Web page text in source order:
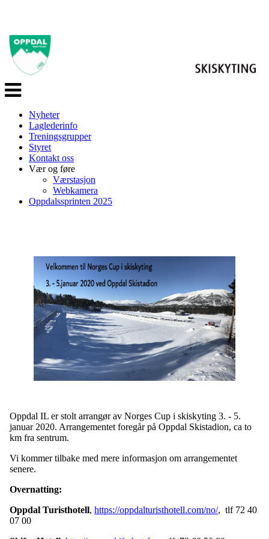
Veksle
navigasjon
Nyheter
Laglederinfo
Treningsgrupper
Styret
Kontakt oss
Vær og føre
Værstasjon
Webkamera
Oppdalssprinten 2025
Oppdal IL er stolt arrangør av Norges Cup i skiskyting 3. - 5.
januar 2020. Arrangementet foregår på Oppdal Skistadion, ca to
km fra sentrum.
Vi kommer tilbake med mere informasjon om arrangementet
senere.
Overnatting:
Oppdal Turisthotell, https://oppdalturisthotell.com/no/, tlf 72 40
07 00